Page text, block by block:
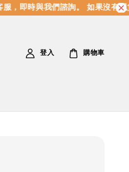
即時與我們諮詢。 如果沒有現
登入 購物車